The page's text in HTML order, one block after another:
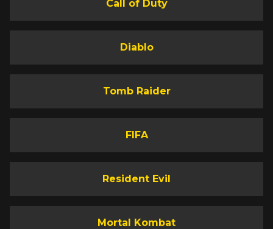
Call of Duty
Diablo
Tomb Raider
FIFA
Resident Evil
Mortal Kombat